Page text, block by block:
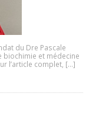
du Dre Pascale
biochimie et médecine
l’article complet, […]